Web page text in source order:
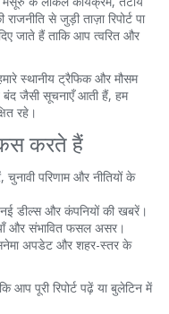
से जुड़ी ताज़ा रिपोर्ट पा
जाते हैं ताकि आप त्वरित और
स्थानीय ट्रैफिक और मौसम
बंद जैसी सूचनाएँ आती हैं, हम
रहे।
करते हैं
चुनावी परिणाम और नीतियों के
डील्स और कंपनियों की खबरें।
और संभावित फसल असर।
अपडेट और शहर-स्तर के
आप पूरी रिपोर्ट पढ़ें या बुलेटिन में